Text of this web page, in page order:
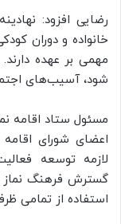
رضایی افزود:
خانواده و دوران
مهمی بر عهده
شود، آسیب‌های
مسئول ستاد اقامه
اعضای شورای
لازمه توسعه
گسترش فرهنگ نماز
استفاده از تمامی